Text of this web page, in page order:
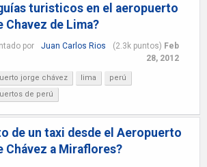
turisticos en el aeropuerto
Chavez de Lima?
por Juan Carlos Rios (2.3kpuntos) Feb
28, 2012
jorge chávez lima
perú
de perú
de un taxi desde el Aeropuerto
Chávez a Miraflores?